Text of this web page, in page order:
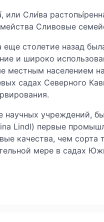
или Сли́ва
Сливовые
еще столетие назад
и широко
местным населением
садах Северного
научных учреждений,
Lindl) первые
качества, чем
мере в садах